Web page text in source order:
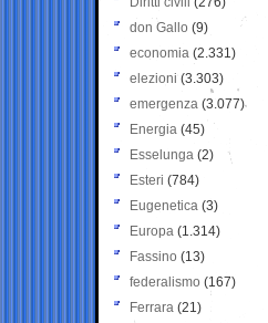
don Gallo (9)
economia (2.331)
elezioni (3.303)
emergenza (3.077)
Energia (45)
Esselunga (2)
Esteri (784)
Eugenetica (3)
Europa (1.314)
Fassino (13)
federalismo (167)
Ferrara (21)